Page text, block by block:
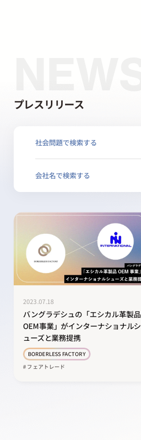
NEWS
プレスリリース
社会問題で検索する
会社名で検索する
2023.07.18
バングラデシュの「エシカル革製品
OEM事業」がインターナショナルシ
ューズと業務提携
BORDERLESS FACTORY
# フェアトレード